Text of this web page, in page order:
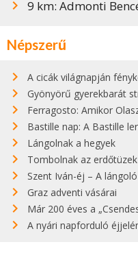
9 km: Admonti
Népszerű
A cicák világnapján
Gyönyörű gyerekbarát strandok
Ferragosto: Amikor
Bastille nap: A Bastille
Lángolnak a hegyek
Tombolnak az
Szent Iván-éj – A
Graz adventi vásárai
Már 200 éves a
A nyári napforduló éjjelén